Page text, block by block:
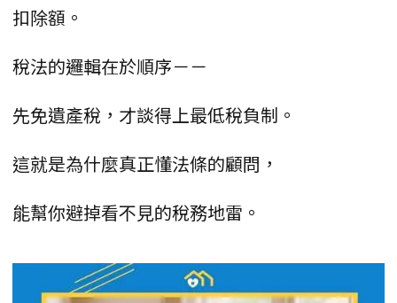
扣除額。
稅法的邏輯在於順序－－
先免遺產稅，才談得上最低稅負制。
這就是為什麼真正懂法條的顧問，
能幫你避掉看不見的稅務地雷。